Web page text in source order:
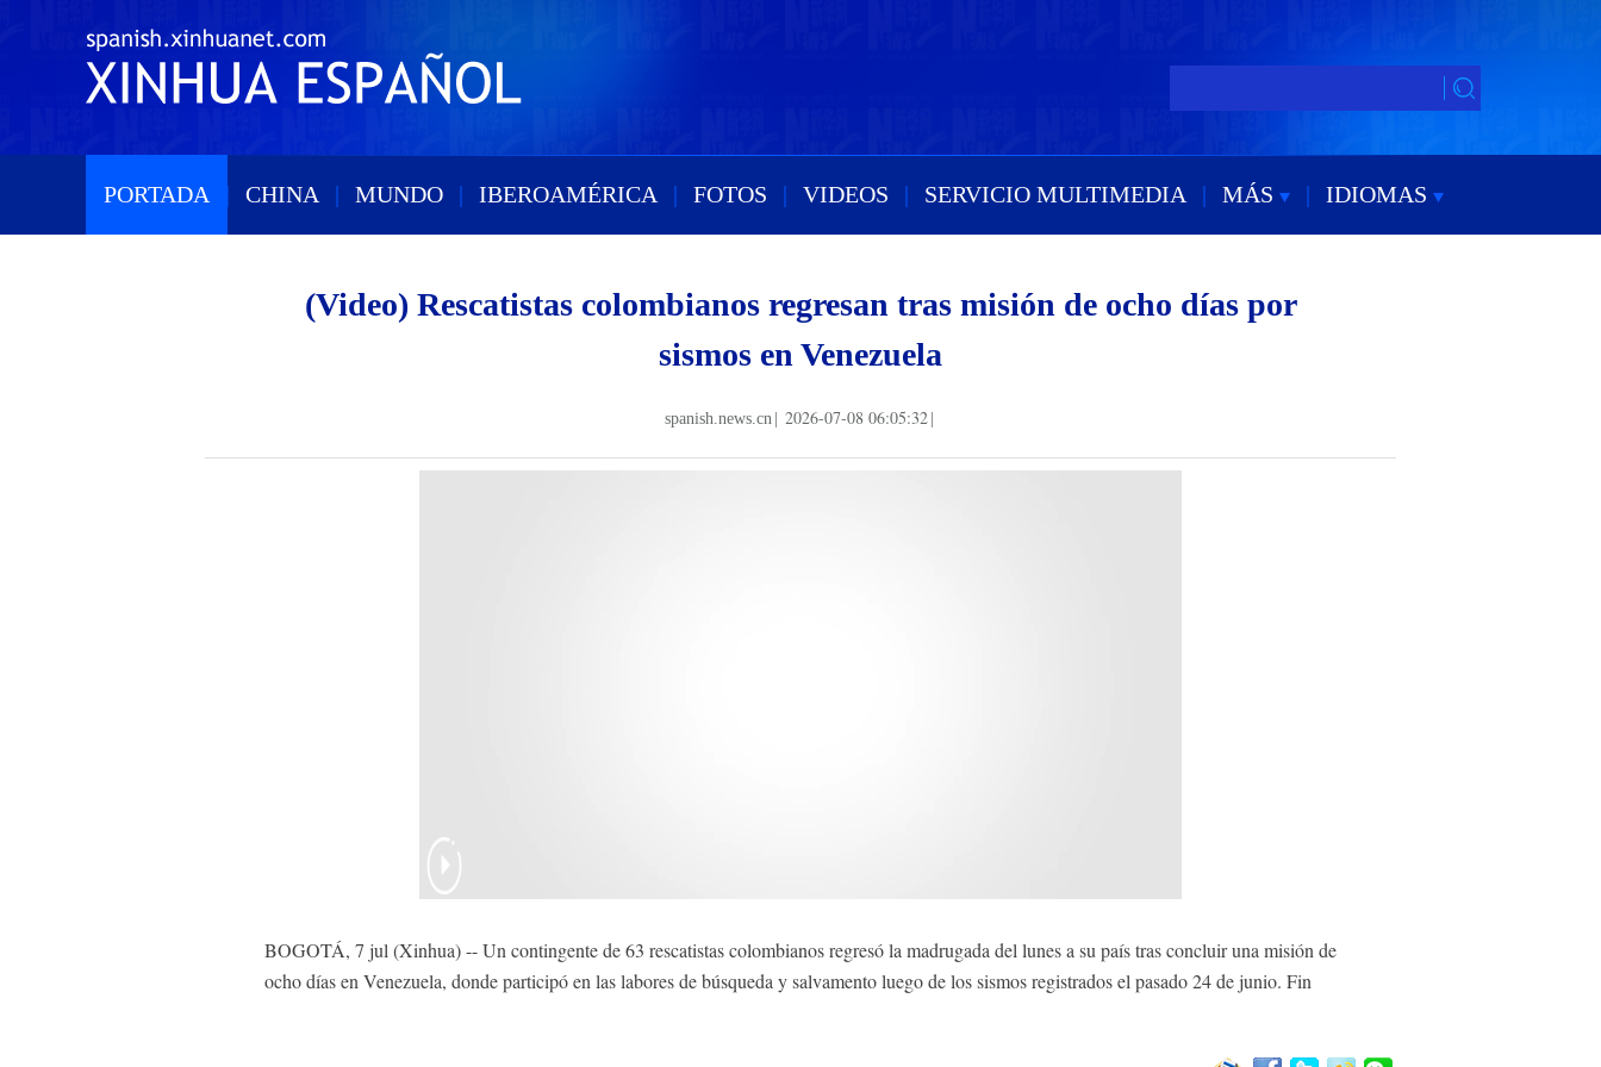
PORTADA | CHINA | MUNDO | IBEROAMÉRICA | FOTOS | VIDEOS | SERVICIO MULTIMEDIA | MÁS | IDIOMAS
(Video) Rescatistas colombianos regresan tras misión de ocho días por
sismos en Venezuela
spanish.news.cn 2026-07-08 06:05:32
BOGOTÁ, 7 jul (Xinhua) -- Un contingente de 63 rescatistas colombianos regresó la madrugada del lunes a su país tras concluir una misión de
ocho días en Venezuela, donde participó en las labores de búsqueda y salvamento luego de los sismos registrados el pasado 24 de junio. Fin